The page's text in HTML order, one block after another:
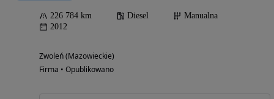
226 784 km Diesel
Manualna
2012
Zwoleń (Mazowieckie)
Firma • Opublikowano